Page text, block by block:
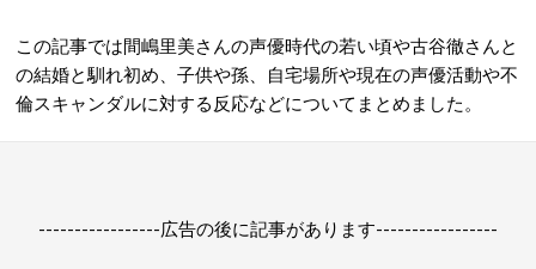
この記事では間嶋里美さんの声優時代の若い頃や古谷徹さんと
の結婚と馴れ初め、子供や孫、自宅場所や現在の声優活動や不
倫スキャンダルに対する反応などについてまとめました。
-----------------広告の後に記事があります-----------------